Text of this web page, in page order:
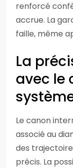
renforcé
accrue. La
faille, même
La
avec le
Le canon
associé au
des
précis. La